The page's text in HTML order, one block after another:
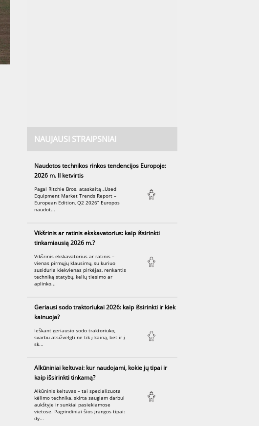
NAUJAUSI STRAIPSNIAI
Naudotos technikos rinkos tendencijos Europoje:
2026 m. II ketvirtis
Pagal Ritchie Bros. ataskaitą „Used
Equipment Market Trends Report –
European Edition, Q2 2026“ Europos
naudot...
Vikšrinis ar ratinis ekskavatorius: kaip išsirinkti
tinkamiausią 2026 m.?
Vikšrinis ekskavatorius ar ratinis –
vienas pirmųjų klausimų, su kuriuo
susiduria kiekvienas pirkėjas, renkantis
techniką statybų, kelių tiesimo ar
aplinko...
Geriausi sodo traktoriukai 2026: kaip išsirinkti ir kiek
kainuoja?
Ieškant geriausio sodo traktoriuko,
svarbu atsižvelgti ne tik į kainą, bet ir į
sk...
Alkūniniai keltuvai: kur naudojami, kokie jų tipai ir
kaip išsirinkti tinkamą?
Alkūninis keltuvas – tai specializuota
kėlimo technika, skirta saugiam darbui
aukštyje ir sunkiai pasiekiamose
vietose. Pagrindiniai šios įrangos tipai:
dy...